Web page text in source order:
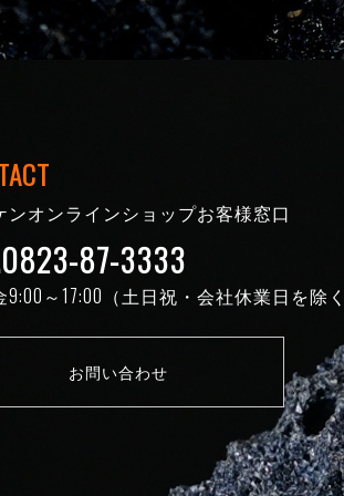
ンオンラインショップお客様窓口
87-3333
9:00～17:00（土日祝・会社休業日を除
お問い合わせ